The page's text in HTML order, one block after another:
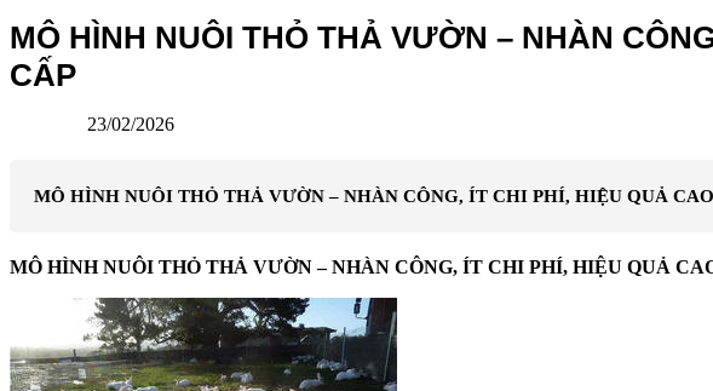
MÔ HÌNH NUÔI THỎ THẢ VƯỜN – NHÀN
CẤP
23/02/2026
MÔ HÌNH NUÔI THỎ THẢ VƯỜN – NHÀN CÔNG, ÍT CHI PHÍ, HIỆU QUẢ
MÔ HÌNH NUÔI THỎ THẢ VƯỜN – NHÀN CÔNG, ÍT CHI PHÍ, HIỆU QUẢ